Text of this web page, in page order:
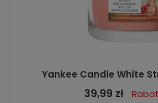
Yankee Candle White
39,99 zł